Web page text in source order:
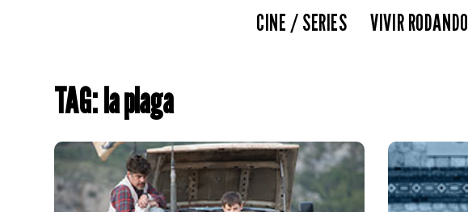
CINE / SERIES VIVIR RODANDO
TAG: la plaga